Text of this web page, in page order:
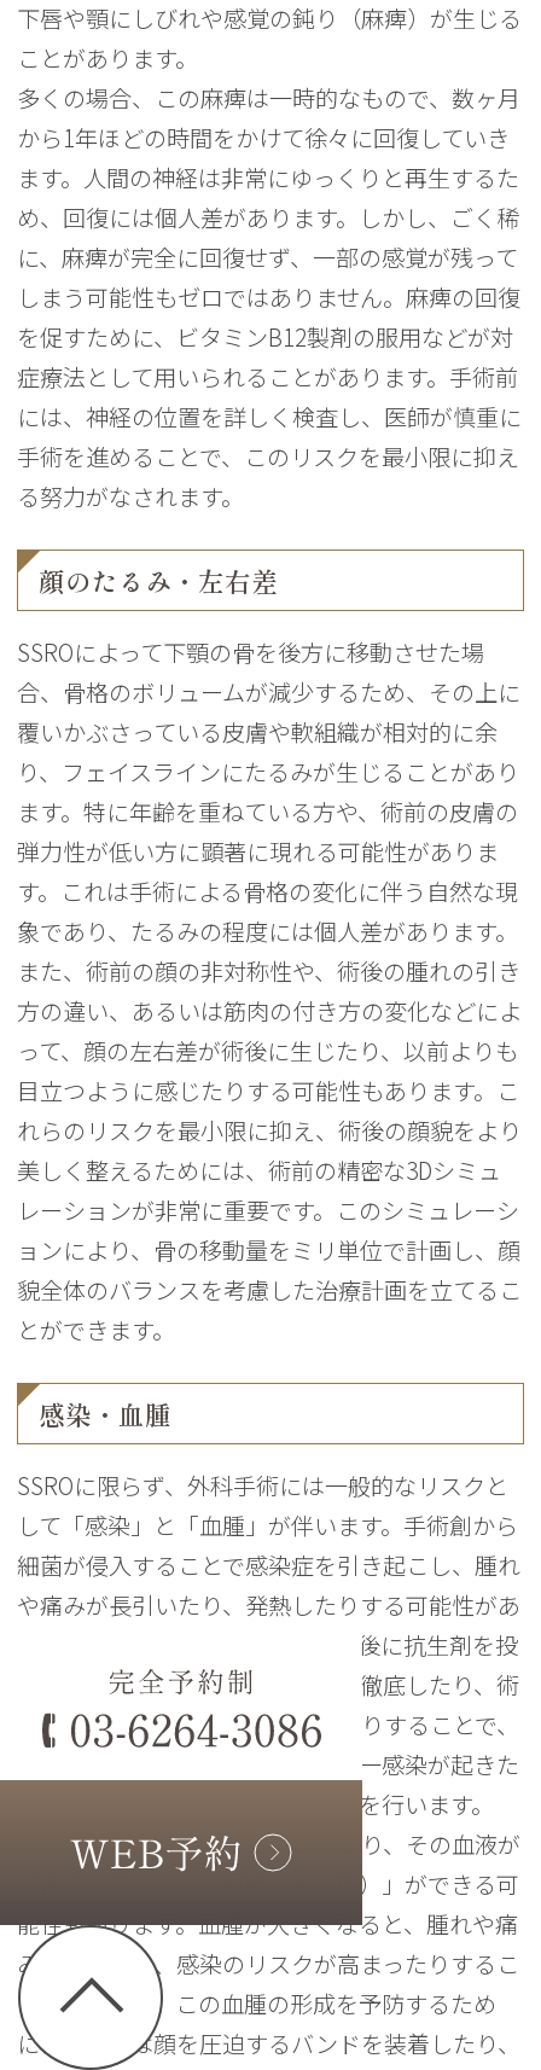
下唇や顎にしびれや感覚の鈍り（麻痺）が生じる
ことがあります。
多くの場合、この麻痺は一時的なもので、数ヶ月
から1年ほどの時間をかけて徐々に回復していき
ます。人間の神経は非常にゆっくりと再生するた
め、回復には個人差があります。しかし、ごく稀
に、麻痺が完全に回復せず、一部の感覚が残って
しまう可能性もゼロではありません。麻痺の回復
を促すために、ビタミンB12製剤の服用などが対
症療法として用いられることがあります。手術前
には、神経の位置を詳しく検査し、医師が慎重に
手術を進めることで、このリスクを最小限に抑え
る努力がなされます。
顔のたるみ・左右差
SSROによって下顎の骨を後方に移動させた場
合、骨格のボリュームが減少するため、その上に
覆いかぶさっている皮膚や軟組織が相対的に余
り、フェイスラインにたるみが生じることがあり
ます。特に年齢を重ねている方や、術前の皮膚の
弾力性が低い方に顕著に現れる可能性がありま
す。これは手術による骨格の変化に伴う自然な現
象であり、たるみの程度には個人差があります。
また、術前の顔の非対称性や、術後の腫れの引き
方の違い、あるいは筋肉の付き方の変化などによ
って、顔の左右差が術後に生じたり、以前よりも
目立つように感じたりする可能性もあります。こ
れらのリスクを最小限に抑え、術後の顔貌をより
美しく整えるためには、術前の精密な3Dシミュ
レーションが非常に重要です。このシミュレーシ
ョンにより、骨の移動量をミリ単位で計画し、顔
貌全体のバランスを考慮した治療計画を立てるこ
とができます。
感染・血腫
SSROに限らず、外科手術には一般的なリスクと
して「感染」と「血腫」が伴います。手術創から
細菌が侵入することで感染症を引き起こし、腫れ
や痛みが長引いたり、発熱したりする可能性があ
ります。これを防ぐために、術前後に抗生剤を投
与したり、手術中の口腔内消毒を徹底したり、術
後の口腔衛生管理の指導を行ったりすることで、
リスクを最小限に抑えます。万が一感染が起きた
場合は、適切な処置によって治療を行います。
また、手術中や術後に出血が起こり、その血液が
組織内に溜まって「血腫（血の塊）」ができる可
能性もあります。血腫が大きくなると、腫れや痛
みが増したり、感染のリスクが高まったりするこ
とがあります。この血腫の形成を予防するため
に、手術後は顔を圧迫するバンドを装着したり、